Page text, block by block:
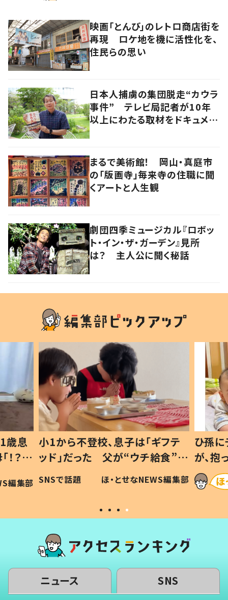
映画「とんび」のレトロ商店街を
再現 ロケ地を機に活性化を、
住民らの思い
日本人捕虜の集団脱走“カウラ
事件” テレビ局記者が10年
以上にわたる取材をドキュメン
まるで美術館！ 岡山・真庭市
の「版画寺」毎来寺の住職に聞
くアートと人生観
劇団四季ミュージカル『ロボッ
ト・イン・ザ・ガーデン』見所
は？ 主人公に聞く秘話
歳息
？」
編集部
小1から不登校、息子は「ギフテ
ッド」だった 父が“ウチ給食”を
作り続ける理由とは #令和の親
#令和の子
SNSで話題 ほ・とせなNEWS編集部
ひ孫
が、
「涙が
い」
ニュース SNS